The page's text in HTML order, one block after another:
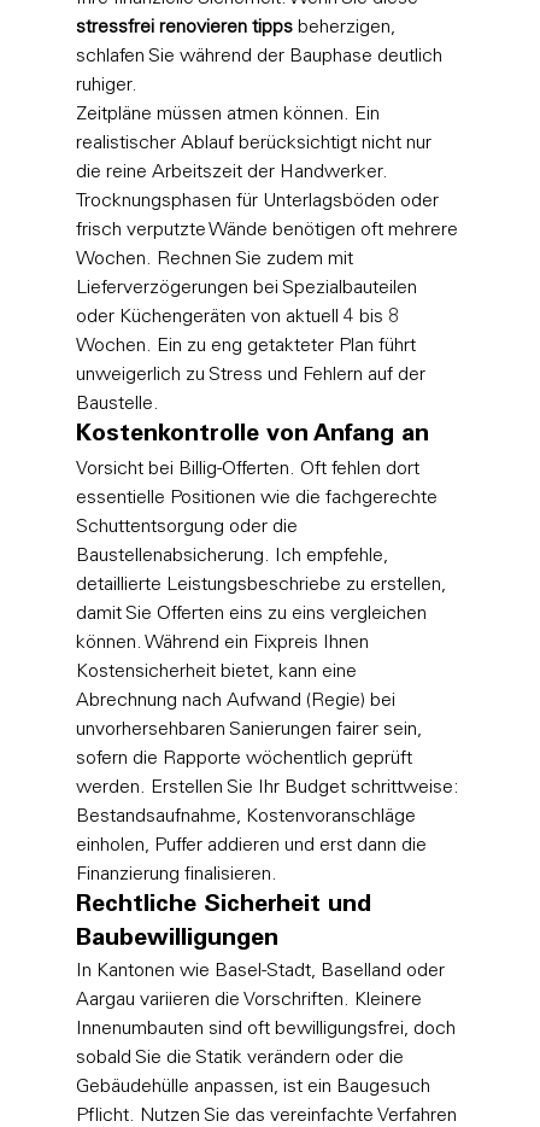
stressfrei renovieren tipps beherzigen,
schlafen Sie während der Bauphase deutlich
ruhiger.
Zeitpläne müssen atmen können. Ein
realistischer Ablauf berücksichtigt nicht nur
die reine Arbeitszeit der Handwerker.
Trocknungsphasen für Unterlagsböden oder
frisch verputzte Wände benötigen oft mehrere
Wochen. Rechnen Sie zudem mit
Lieferverzögerungen bei Spezialbauteilen
oder Küchengeräten von aktuell 4 bis 8
Wochen. Ein zu eng getakteter Plan führt
unweigerlich zu Stress und Fehlern auf der
Baustelle.
Kostenkontrolle von Anfang an
Vorsicht bei Billig-Offerten. Oft fehlen dort
essentielle Positionen wie die fachgerechte
Schuttentsorgung oder die
Baustellenabsicherung. Ich empfehle,
detaillierte Leistungsbeschriebe zu erstellen,
damit Sie Offerten eins zu eins vergleichen
können. Während ein Fixpreis Ihnen
Kostensicherheit bietet, kann eine
Abrechnung nach Aufwand (Regie) bei
unvorhersehbaren Sanierungen fairer sein,
sofern die Rapporte wöchentlich geprüft
werden. Erstellen Sie Ihr Budget schrittweise:
Bestandsaufnahme, Kostenvoranschläge
einholen, Puffer addieren und erst dann die
Finanzierung finalisieren.
Rechtliche Sicherheit und
Baubewilligungen
In Kantonen wie Basel-Stadt, Baselland oder
Aargau variieren die Vorschriften. Kleinere
Innenumbauten sind oft bewilligungsfrei, doch
sobald Sie die Statik verändern oder die
Gebäudehülle anpassen, ist ein Baugesuch
Pflicht. Nutzen Sie das vereinfachte Verfahren